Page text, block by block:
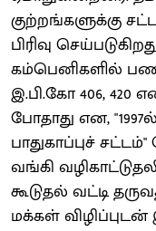
குற்றங்களுக்கு
பிரிவு
கம்பெனிகளில் பண
இ.பி.கோ 406,
போதாது என,
பாதுகாப்புச்
வங்கி
கூடுதல் வட்டி
மக்கள்